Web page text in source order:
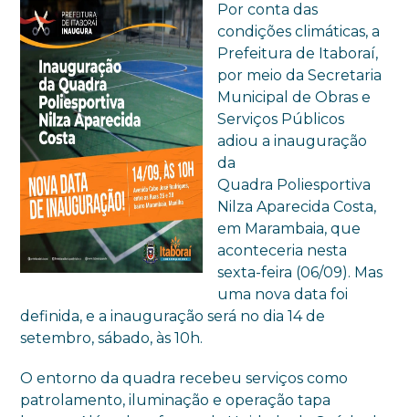
Por conta das
condições climáticas, a
Prefeitura de Itaboraí,
por meio da Secretaria
Municipal de Obras e
Serviços Públicos
adiou a inauguração
da
Quadra Poliesportiva
Nilza Aparecida Costa,
em Marambaia, que
aconteceria nesta
sexta-feira (06/09). Mas
uma nova data foi
definida, e a inauguração será no dia 14 de
setembro, sábado, às 10h.
O entorno da quadra recebeu serviços como
patrolamento, iluminação e operação tapa